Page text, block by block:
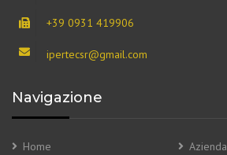
+39 0931 419906
ipertecsr@gmail.com
Navigazione
Home Azienda